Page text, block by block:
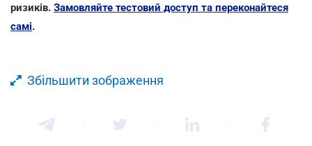
ризиків. Замовляйте тестовий доступ та переконайтеся
самі.
Збільшити зображення